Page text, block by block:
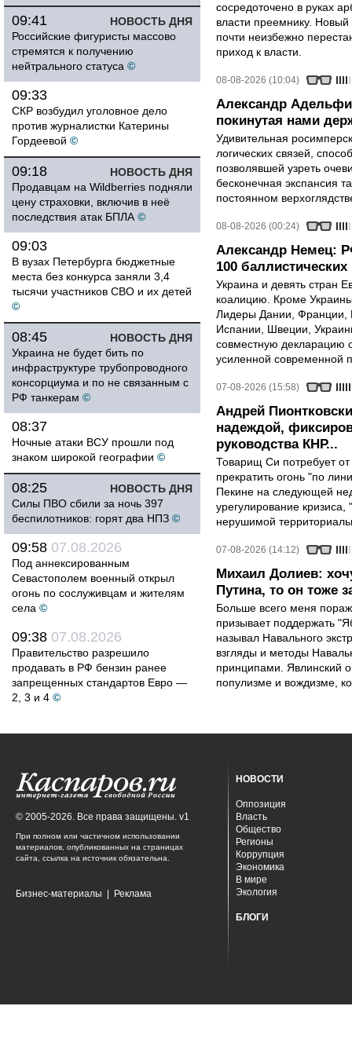
НОВОСТЬ ДНЯ
09:41
Российские фигуристы массово
стремятся к получению
нейтрального статуса ©
09:33
СКР возбудил уголовное дело
против журналистки Катерины
Гордеевой ©
НОВОСТЬ ДНЯ
09:18
Продавцам на Wildberries подняли
цену страховки, включив в неё
последствия атак БПЛА ©
09:03
В вузах Петербурга бюджетные
места без конкурса заняли 3,4
тысячи участников СВО и их детей
©
НОВОСТЬ ДНЯ
08:45
Украина не будет бить по
инфраструктуре трубопроводного
консорциума и по не связанным с
РФ танкерам ©
08:37
Ночные атаки ВСУ прошли под
знаком широкой географии ©
НОВОСТЬ ДНЯ
08:25
Силы ПВО сбили за ночь 397
беспилотников: горят два НПЗ ©
09:58 07.08.2026
Под аннексированным
Севастополем военный открыл
огонь по сослуживцам и жителям
села ©
09:38 07.08.2026
Правительство разрешило
продавать в РФ бензин ранее
запрещенных стандартов Евро —
2, 3 и 4 ©
сосредоточено в руках
власти преемнику.
почти неизбежно
приход к власти.
08-08-2026 (10:04)
Александр
покинутая нами
Удивительная
логических связей,
позволявшей узреть
бесконечная экспансия
постоянном
08-08-2026 (00:24)
Александр Немец:
100 баллистических
Украина и девять стран
коалицию. Кроме
Лидеры Дании, Франции,
Испании, Швеции,
совместную декларацию
усиленной современной
07-08-2026 (15:58)
Андрей
надеждой,
руководства КНР...
Товарищ Си потребует
прекратить огонь "по
Пекине на следующей
урегулирование
нерушимой
07-08-2026 (14:12)
Михаил Долиев:
Путина, то он тоже
Больше всего меня
призывает поддержать
называл Навального
взгляды и методы
принципами. Явлинский
популизме и вождизме,
© 2005-2026. Все права защищены. v1
При полном или частичном использовании
материалов, опубликованных на страницах
сайта, ссылка на источник обязательна.
Бизнес-материалы Реклама
НОВОСТИ
Оппозиция
Власть
Общество
Регионы
Коррупция
Экономика
В мире
Экология
БЛОГИ